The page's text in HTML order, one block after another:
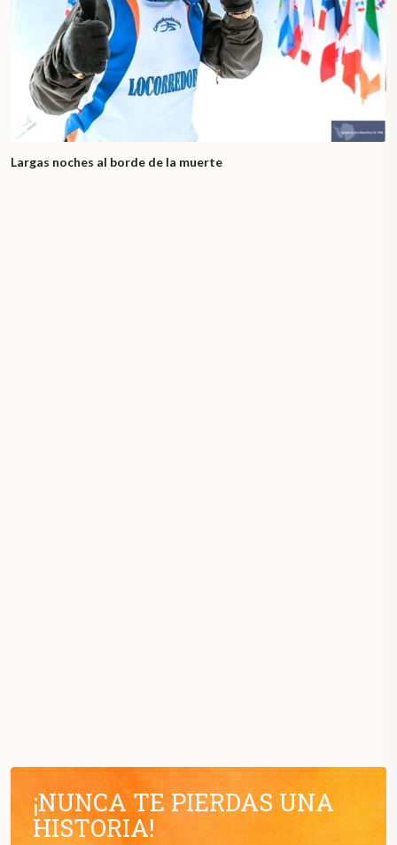
Largas noches al borde de la muerte
¡NUNCA TE PIERDAS UNA
HISTORIA!